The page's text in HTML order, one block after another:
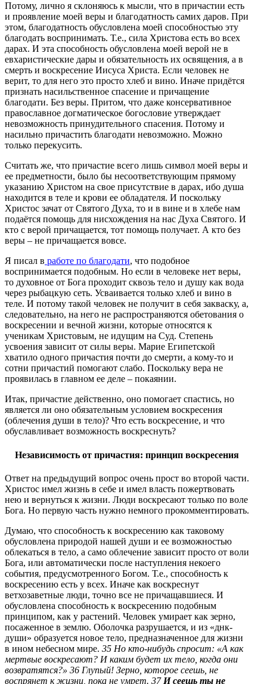
Потому, лично я склоняюсь к мысли, что в причастии есть
и проявление моей веры и благодатность самих даров. При
этом, благодатность обусловлена моей способностью эту
благодать воспринимать. Т.е., сила Христова есть во всех
дарах. И эта способность обусловлена моей верой не в
евхаристические дары и обязательность их освящения, а в
смерть и воскресение Иисуса Христа. Если человек не
верит, то для него это просто хлеб и вино. Иначе придётся
признать насильственное спасение и причащение
благодати. Без веры. Притом, что даже консервативное
православное догматическое богословие утверждает
невозможность принудительного спасения. Потому и
насильно причастить благодати невозможно. Можно
только перекусить.
Считать же, что причастие всего лишь символ моей веры и
ее предметности, было бы несоответствующим прямому
указанию Христом на свое присутствие в дарах, ибо душа
находится в теле и крови ее обладателя. И поскольку
Христос зачат от Святого Духа, то и в вине и в хлебе нам
подаётся помощь для нисхождения на нас Духа Святого. И
кто с верой причащается, тот помощь получает. А кто без
веры – не причащается вовсе.
Я писал в работе по благодати, что подобное
воспринимается подобным. Но если в человеке нет веры,
то духовное от Бога проходит сквозь тело и душу как вода
через рыбацкую сеть. Усваивается только хлеб и вино в
теле. И потому такой человек не получит в себя закваску, а,
следовательно, на него не распространяются обетования о
воскресении и вечной жизни, которые относятся к
ученикам Христовым, не идущим на Суд. Степень
усвоения зависит от силы веры. Марие Египетской
хватило одного причастия почти до смерти, а кому-то и
сотни причастий помогают слабо. Поскольку вера не
проявилась в главном ее деле – покаянии.
Итак, причастие действенно, оно помогает спастись, но
является ли оно обязательным условием воскресения
(облечения души в тело)? Что есть воскресение, и что
обуславливает возможность воскреснуть?
Независимость от причастия: принцип воскресения
Ответ на предыдущий вопрос очень прост во второй части.
Христос имел жизнь в себе и имел власть пожертвовать
нею и вернуться к жизни. Люди воскресают только по воле
Бога. Но первую часть нужно немного прокомментировать.
Думаю, что способность к воскресению как таковому
обусловлена природой нашей души и ее возможностью
облекаться в тело, а само облечение зависит просто от воли
Бога, или автоматически после наступления некоего
события, предусмотренного Богом. Т.е., способность к
воскресению есть у всех. Иначе как воскреснут
ветхозаветные люди, точно все не причащавшиеся. И
обусловлена способность к воскресению подобным
принципом, как у растений. Человек умирает как зерно,
посаженное в землю. Оболочка разрушается, и из «днк-
души» образуется новое тело, предназначенное для жизни
в ином небесном мире. 35 Но кто‑нибудь спросит: «А как
мертвые воскресают? И каким будет их тело, когда они
возвратятся?» 36 Глупый! Зерно, которое сеешь, не
воспрянет к жизни, пока не умрет. 37 И сеешь ты не